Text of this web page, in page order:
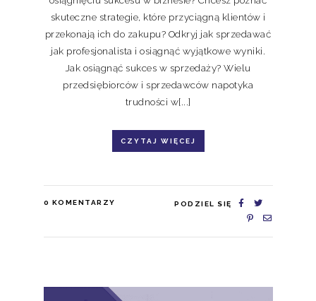
skuteczne strategie, które przyciągną klientów i
przekonają ich do zakupu? Odkryj jak sprzedawać
jak profesjonalista i osiągnąć wyjątkowe wyniki.
Jak osiągnąć sukces w sprzedaży? Wielu
przedsiębiorców i sprzedawców napotyka
trudności w[...]
CZYTAJ WIĘCEJ
0 KOMENTARZY PODZIEL SIĘ